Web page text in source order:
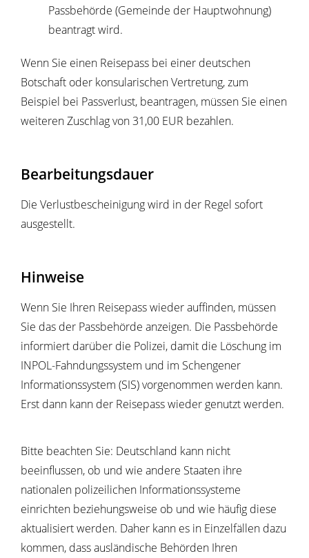
Passbehörde (Gemeinde der Hauptwohnung)
beantragt wird.
Wenn Sie einen Reisepass bei einer deutschen
Botschaft oder konsularischen Vertretung, zum
Beispiel bei Passverlust, beantragen, müssen Sie einen
weiteren Zuschlag von 31,00 EUR bezahlen.
Bearbeitungsdauer
Die Verlustbescheinigung wird in der Regel sofort
ausgestellt.
Hinweise
Wenn Sie Ihren Reisepass wieder auffinden, müssen
Sie das der Passbehörde anzeigen. Die Passbehörde
informiert darüber die Polizei, damit die Löschung im
INPOL-Fahndungssystem und im Schengener
Informationssystem (SIS) vorgenommen werden kann.
Erst dann kann der Reisepass wieder genutzt werden.
Bitte beachten Sie: Deutschland kann nicht
beeinflussen, ob und wie andere Staaten ihre
nationalen polizeilichen Informationssysteme
einrichten beziehungsweise ob und wie häufig diese
aktualisiert werden. Daher kann es in Einzelfällen dazu
kommen, dass ausländische Behörden Ihren